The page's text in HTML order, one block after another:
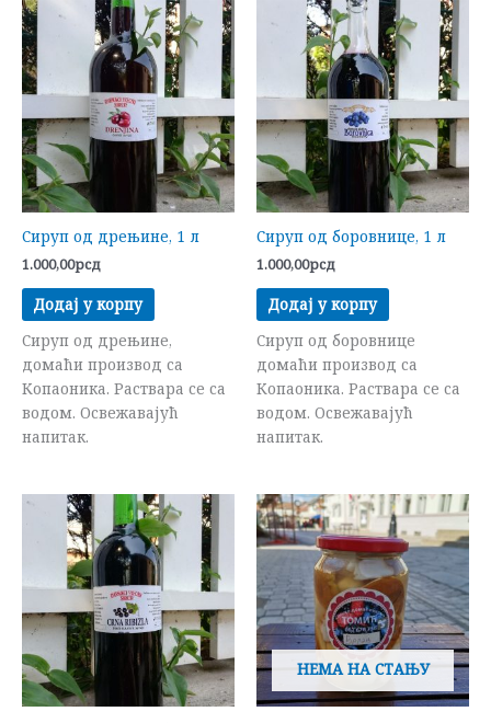
Сируп од дрењине, 1 л
1.000,00рсд
Додај у корпу
Сируп од дрењине,
домаћи производ са
Копаоника. Раствара се са
водом. Освежавајућ
напитак.
Сируп од боровнице, 1 л
1.000,00рсд
Додај у корпу
Сируп од боровнице
домаћи производ са
Копаоника. Раствара се са
водом. Освежавајућ
напитак.
НЕМА НА СТАЊУ